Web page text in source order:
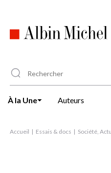
principal
À la Une Auteurs
Accueil Essais & docs Société,